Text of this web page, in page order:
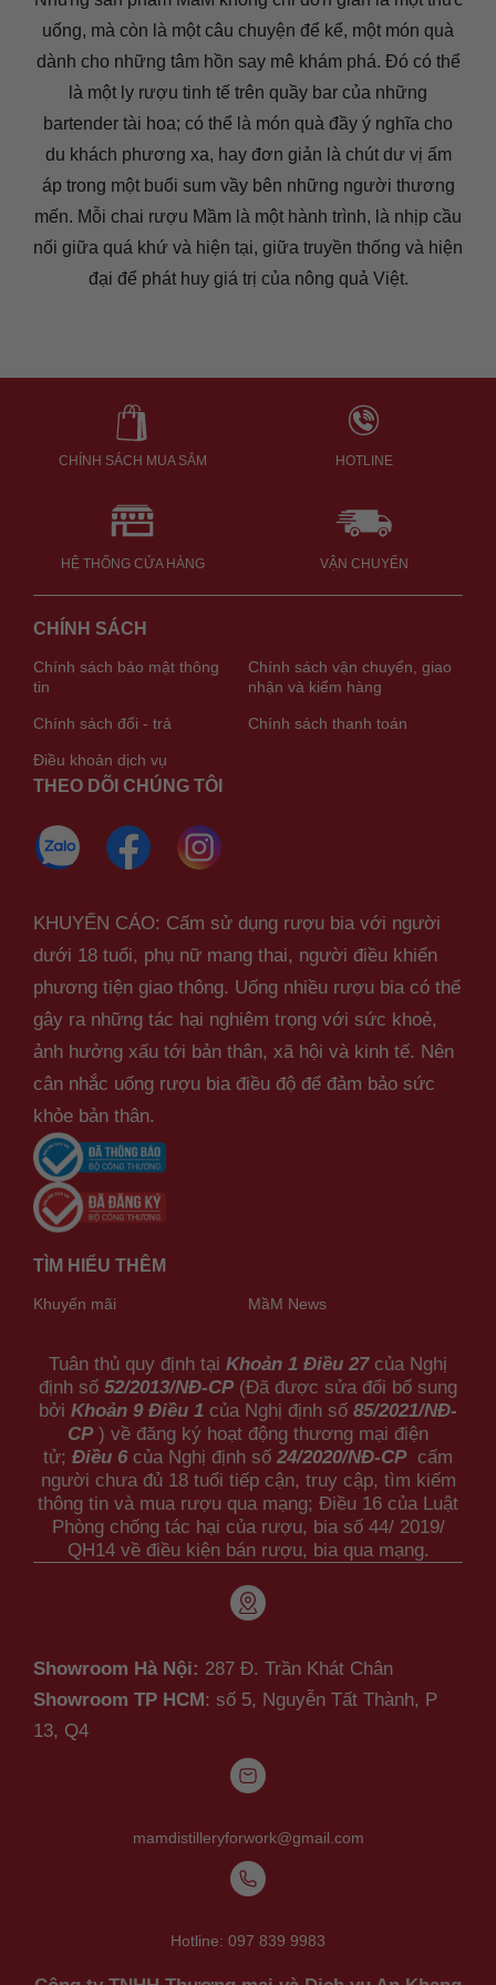
uống, mà còn là một câu chuyện để kể, một món quà
dành cho những tâm hồn say mê khám phá. Đó có thể
là một ly rượu tinh tế trên quầy bar của những
bartender tài hoa; có thể là món quà đầy ý nghĩa cho
du khách phương xa, hay đơn giản là chút dư vị ấm
áp trong một buổi sum vầy bên những người thương
mến. Mỗi chai rượu Mầm là một hành trình, là nhịp cầu
nối giữa quá khứ và hiện tại, giữa truyền thống và hiện
đại để phát huy giá trị của nông quả Việt.
CHÍNH SÁCH MUA SẮM HOTLINE
HỆ THỐNG CỬA HÀNG VẬN CHUYỂN
CHÍNH SÁCH
Chính sách bảo mật thông
tin
Chính sách vận chuyển, giao
nhận và kiểm hàng
Chính sách đổi - trả Chính sách thanh toán
Điều khoản dịch vụ
THEO DÕI CHÚNG TÔI
KHUYẾN CÁO: Cấm sử dụng rượu bia với người
dưới 18 tuổi, phụ nữ mang thai, người điều khiển
phương tiện giao thông. Uống nhiều rượu bia có thể
gây ra những tác hại nghiêm trọng với sức khoẻ,
ảnh hưởng xấu tới bản thân, xã hội và kinh tế. Nên
cân nhắc uống rượu bia điều độ để đảm bảo sức
khỏe bản thân.
TÌM HIỂU THÊM
Khuyến mãi MầM News
Tuân thủ quy định tại Khoản 1 Điều 27của Nghị
định số 52/2013/NĐ-CP(Đã được sửa đổi bổ sung
bởi Khoản 9 Điều 1 của Nghị định số 85/2021/NĐ-
CP) về đăng ký hoạt động thương mại điện
tử; Điều 6 của Nghị định số 24/2020/NĐ-CPcấm
người chưa đủ 18 tuổi tiếp cận, truy cập, tìm kiếm
thông tin và mua rượu qua mạng; Điều 16 của Luật
Phòng chống tác hại của rượu, bia số 44/ 2019/
QH14 về điều kiện bán rượu, bia qua mạng.
Showroom Hà Nội: 287 Đ. Trần Khát Chân
Showroom TP HCM: số 5, Nguyễn Tất Thành, P
13, Q4
mamdistilleryforwork@gmail.com
Hotline: 097 839 9983